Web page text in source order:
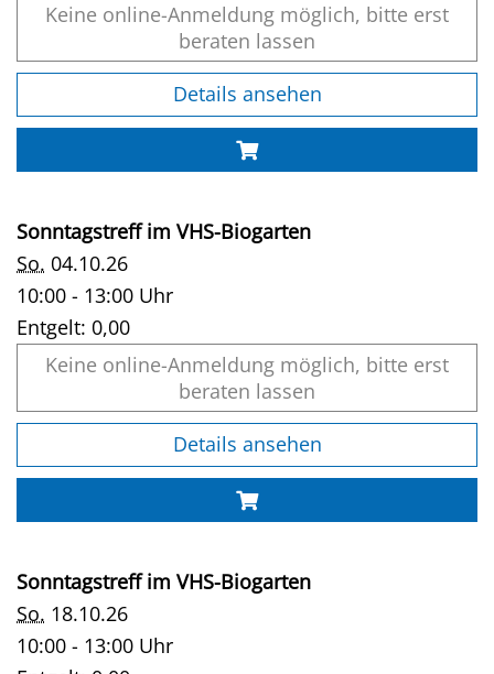
Keine online-Anmeldung möglich, bitte erst
beraten lassen
Details ansehen
Sonntagstreff im VHS-Biogarten
So. 04.10.26
10:00 - 13:00 Uhr
Entgelt: 0,00
Keine online-Anmeldung möglich, bitte erst
beraten lassen
Details ansehen
Sonntagstreff im VHS-Biogarten
So. 18.10.26
10:00 - 13:00 Uhr